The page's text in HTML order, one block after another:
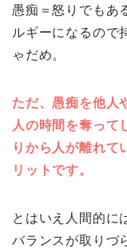
愚痴＝怒りでもあ
ルギーになるので
ゃだめ。
ただ、愚痴を他人
人の時間を奪って
りから人が離れて
リットです。
とはいえ人間的に
バランスが取りづ